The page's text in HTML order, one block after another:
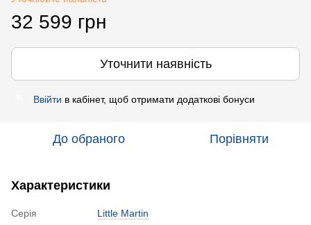
32 599 грн
Уточнити наявність
Ввійти в кабінет, щоб отримати додаткові бонуси
До обраного Порівняти
Характеристики
Серія
Little Martin